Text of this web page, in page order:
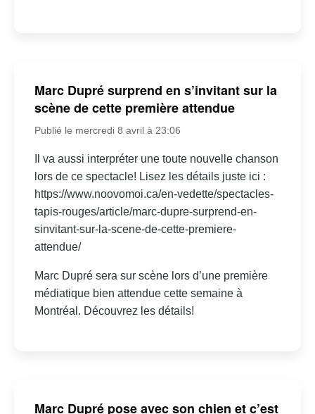
Marc Dupré surprend en s’invitant sur la
scène de cette première attendue
Publié le mercredi 8 avril à 23:06
Il va aussi interpréter une toute nouvelle chanson
lors de ce spectacle! Lisez les détails juste ici :
https://www.noovomoi.ca/en-vedette/spectacles-
tapis-rouges/article/marc-dupre-surprend-en-
sinvitant-sur-la-scene-de-cette-premiere-
attendue/
Marc Dupré sera sur scène lors d’une première
médiatique bien attendue cette semaine à
Montréal. Découvrez les détails!
Marc Dupré pose avec son chien et c’est